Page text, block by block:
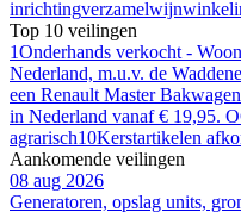
inrichtingverzamelwijn
Top 10 veilingen
1Onderhands verkocht -
Nederland, m.u.v. de
een Renault Master
in Nederland vanaf € 19,95.
agrarisch10Kerstartikelen
Aankomende veilingen
08 aug 2026
Generatoren, opslag units,